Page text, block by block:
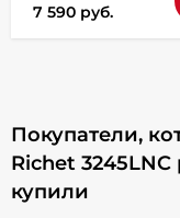
7 590 руб.
Покупатели,
Richet
купили